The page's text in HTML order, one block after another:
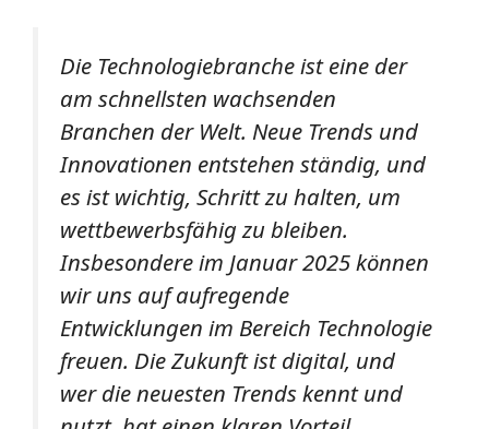
Die Technologiebranche ist eine der
am schnellsten wachsenden
Branchen der Welt. Neue Trends und
Innovationen entstehen ständig, und
es ist wichtig, Schritt zu halten, um
wettbewerbsfähig zu bleiben.
Insbesondere im Januar 2025 können
wir uns auf aufregende
Entwicklungen im Bereich Technologie
freuen. Die Zukunft ist digital, und
wer die neuesten Trends kennt und